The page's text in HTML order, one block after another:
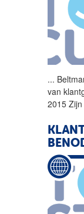
...
van
2015